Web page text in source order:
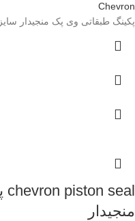
Chevron
پکینگ طبقاتی وی پک منجیدار سایز 70X85X28 جنس cotton fabric FKM
منجیدار